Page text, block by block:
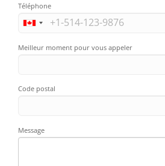
Téléphone
Meilleur moment pour vous appeler
Code postal
Message